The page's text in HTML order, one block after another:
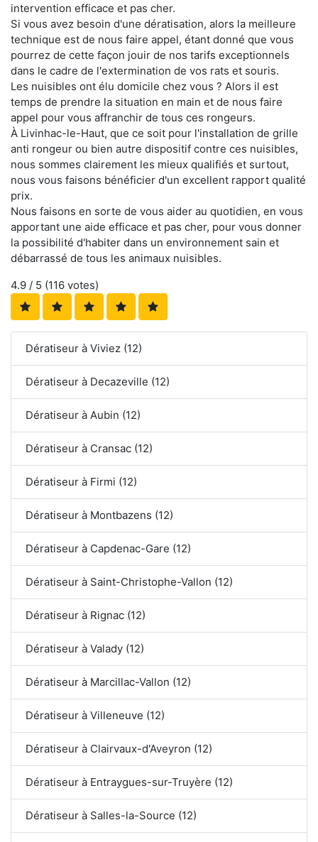
intervention efficace et pas cher.
Si vous avez besoin d'une dératisation, alors la meilleure
technique est de nous faire appel, étant donné que vous
pourrez de cette façon jouir de nos tarifs exceptionnels
dans le cadre de l'extermination de vos rats et souris.
Les nuisibles ont élu domicile chez vous ? Alors il est
temps de prendre la situation en main et de nous faire
appel pour vous affranchir de tous ces rongeurs.
À Livinhac-le-Haut, que ce soit pour l'installation de grille
anti rongeur ou bien autre dispositif contre ces nuisibles,
nous sommes clairement les mieux qualifiés et surtout,
nous vous faisons bénéficier d'un excellent rapport qualité
prix.
Nous faisons en sorte de vous aider au quotidien, en vous
apportant une aide efficace et pas cher, pour vous donner
la possibilité d'habiter dans un environnement sain et
débarrassé de tous les animaux nuisibles.
4.9 / 5 (116 votes)
Dératiseur à Viviez (12)
Dératiseur à Decazeville (12)
Dératiseur à Aubin (12)
Dératiseur à Cransac (12)
Dératiseur à Firmi (12)
Dératiseur à Montbazens (12)
Dératiseur à Capdenac-Gare (12)
Dératiseur à Saint-Christophe-Vallon (12)
Dératiseur à Rignac (12)
Dératiseur à Valady (12)
Dératiseur à Marcillac-Vallon (12)
Dératiseur à Villeneuve (12)
Dératiseur à Clairvaux-d'Aveyron (12)
Dératiseur à Entraygues-sur-Truyère (12)
Dératiseur à Salles-la-Source (12)